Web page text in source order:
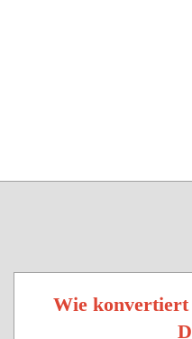
Wie konvertiert